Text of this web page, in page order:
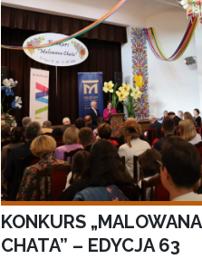
KONKURS „MALOWANA
CHATA” – EDYCJA 63